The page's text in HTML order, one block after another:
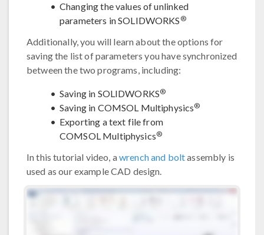
Changing the values of unlinked
parameters in SOLIDWORKS ®
Additionally, you will learn about the options for
saving the list of parameters you have synchronized
between the two programs, including:
Saving in SOLIDWORKS®
Saving in COMSOL Multiphysics®
Exporting a text file from
COMSOL Multiphysics®
In this tutorial video, awrench and boltassembly is
used as our example CAD design.